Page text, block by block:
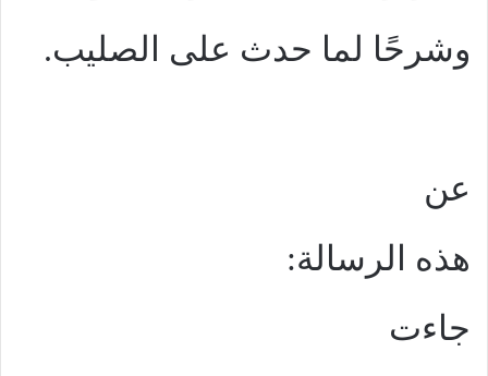
وشرحًا لما حدث على الصليب.
عن
هذه الرسالة:
جاءت